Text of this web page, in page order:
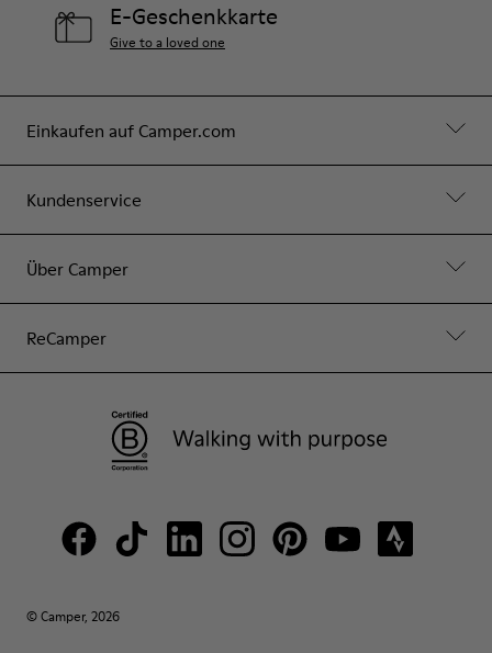
Einkaufen auf Camper.com
Kundenservice
Über Camper
ReCamper
E-Geschenkkarte
Give to a loved one
© Camper, 2026